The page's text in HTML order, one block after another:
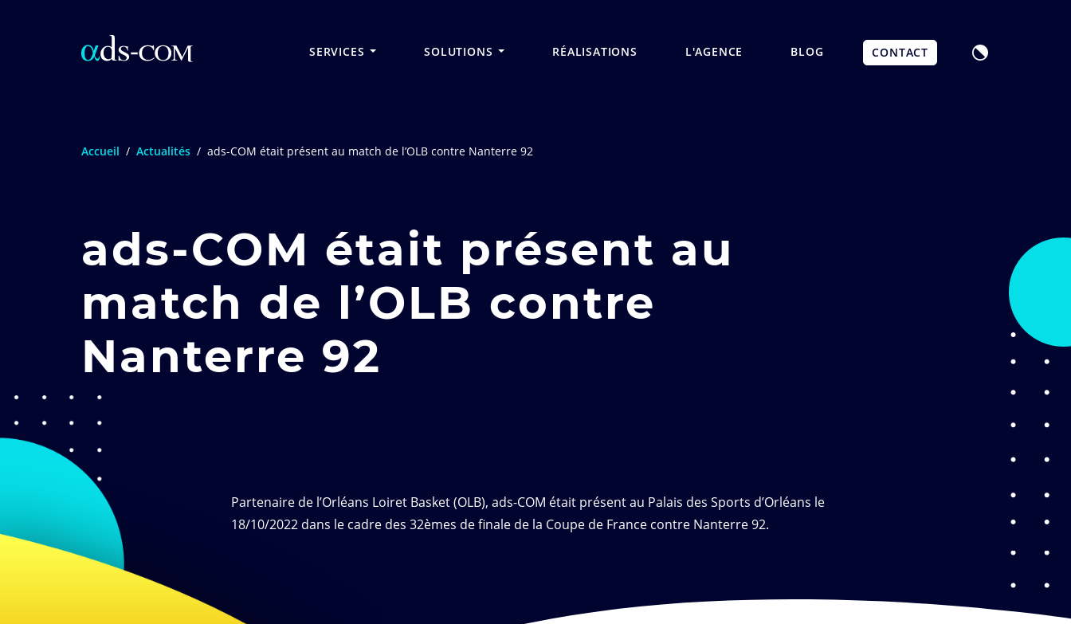
principal
SERVICES SOLUTIONS RÉALISATIONS L'AGENCE BLOG CONTACT
Accueil / Actualités / ads-COM était présent au match de l’OLB contre Nanterre 92
ads-COM était présent au
match de l’OLB contre
Nanterre 92
Partenaire de l’Orléans Loiret Basket (OLB), ads-COM était présent au Palais des Sports d’Orléans le
18/10/2022 dans le cadre des 32èmes de finale de la Coupe de France contre Nanterre 92.